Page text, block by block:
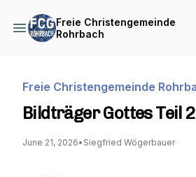
Freie Christengemeinde
Rohrbach
Freie Christengemeinde
Bildträger Gottes Teil 2
June 21, 2026• Siegfried Wögerbauer